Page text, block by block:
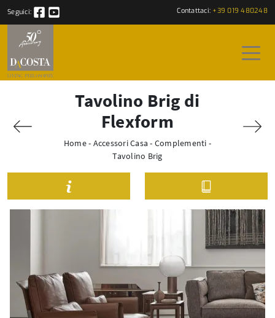
Seguici: Contattaci: +39 019 480248
Tavolino Brig di
Flexform
Home- Accessori Casa - Complementi -
Tavolino Brig